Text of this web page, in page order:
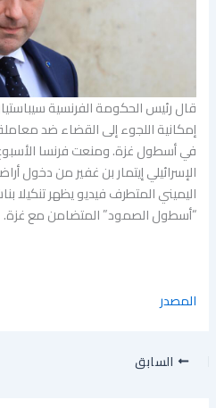
قال رئيس الحكومة الفرنسية
إمكانية اللجوء إلى القضاء ضد
في أسطول غزة. ومنعت فرنسا
الإسرائيلي إيتمار بن غفير من دخول
اليميني المتطرف فيديو يظهر
“أسطول الصمود” المتضامن مع غزة.
المصدر
السابق